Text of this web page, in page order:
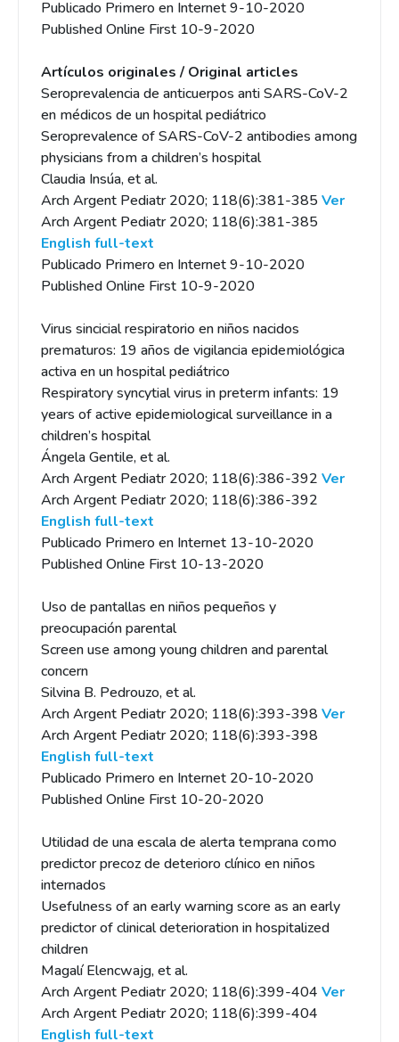
Publicado Primero en Internet 9-10-2020
Published Online First 10-9-2020
Artículos originales / Original articles
Seroprevalencia de anticuerpos anti SARS-CoV-2
en médicos de un hospital pediátrico
Seroprevalence of SARS-CoV-2 antibodies among
physicians from a children’s hospital
Claudia Insúa, et al.
Arch Argent Pediatr 2020; 118(6):381-385Ver
Arch Argent Pediatr 2020; 118(6):381-385
English full-text
Publicado Primero en Internet 9-10-2020
Published Online First 10-9-2020
Virus sincicial respiratorio en niños nacidos
prematuros: 19 años de vigilancia epidemiológica
activa en un hospital pediátrico
Respiratory syncytial virus in preterm infants: 19
years of active epidemiological surveillance in a
children’s hospital
Ángela Gentile, et al.
Arch Argent Pediatr 2020; 118(6):386-392 Ver
Arch Argent Pediatr 2020; 118(6):386-392
English full-text
Publicado Primero en Internet 13-10-2020
Published Online First 10-13-2020
Uso de pantallas en niños pequeños y
preocupación parental
Screen use among young children and parental
concern
Silvina B. Pedrouzo, et al.
Arch Argent Pediatr 2020; 118(6):393-398 Ver
Arch Argent Pediatr 2020; 118(6):393-398
English full-text
Publicado Primero en Internet 20-10-2020
Published Online First 10-20-2020
Utilidad de una escala de alerta temprana como
predictor precoz de deterioro clínico en niños
internados
Usefulness of an early warning score as an early
predictor of clinical deterioration in hospitalized
children
Magalí Elencwajg, et al.
Arch Argent Pediatr 2020; 118(6):399-404 Ver
Arch Argent Pediatr 2020; 118(6):399-404
English full-text